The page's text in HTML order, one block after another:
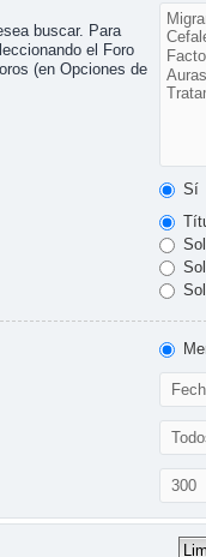
buscar. Para
el Foro
(en Opciones de
Sí